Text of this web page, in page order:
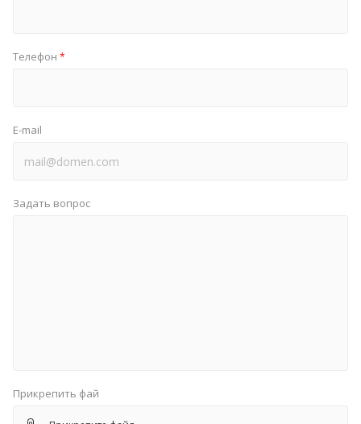
Телефон *
E-mail
Задать вопрос
Прикрепить фай